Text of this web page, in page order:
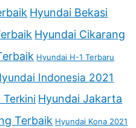
Hyundai Bekasi
Hyundai Cikarang
Hyundai H-1 Terbaru
Indonesia 2021
Hyundai Jakarta
Terbaik Hyundai Kona 2021